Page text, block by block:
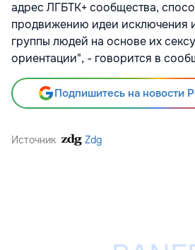
адрес ЛГБТК+ сообщества,
продвижению идеи исключения
группы людей на основе их
ориентации", - говорится в
Подпишитесь на новости
Источник Zdg